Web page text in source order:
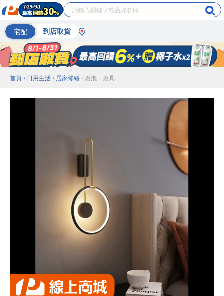
宅配 到店取貨
首頁 / 日用生活 / 居家修繕 / 燈泡．燈具